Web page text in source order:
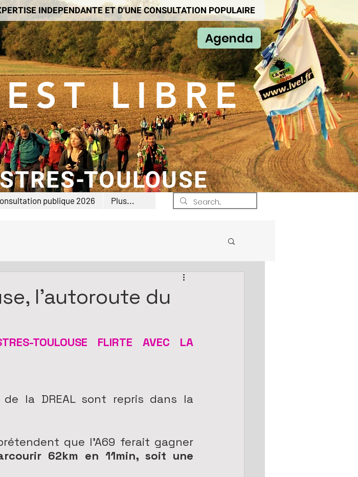
INDEPENDANTE ET D'UNE CONSULTATION POPULAIRE
Agenda
LIBRE
TOULOUSE
publique 2026 Plus...
l'autoroute du
TOULOUSE FLIRTE AVEC LA
la DREAL sont repris dans la
que l'A69 ferait gagner
62km en 11min, soit une